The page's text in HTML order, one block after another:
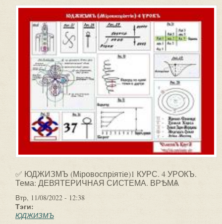
✅ ЮДЖИЗМЪ (Мiровоспрiятiе)1 КУРС. 4 УРОКЪ.
Тема: ДЕВЯТЕРИЧНАЯ СИСТЕМА. ВРѢМѦ
Втр, 11/08/2022 - 12:38
Тэги:
ЮДЖИЗМЪ